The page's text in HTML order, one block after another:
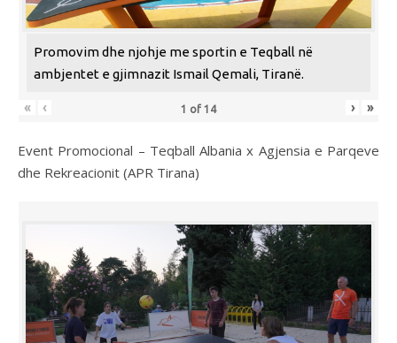
Promovim dhe njohje me sportin e Teqball në
ambjentet e gjimnazit Ismail Qemali, Tiranë.
« ‹ 1 of 14 › »
Event Promocional – Teqball Albania x Agjensia e Parqeve
dhe Rekreacionit (APR Tirana)